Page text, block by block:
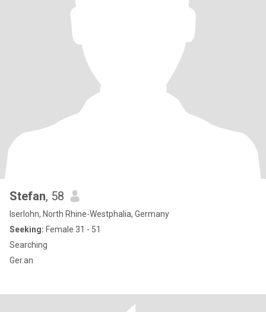
Stefan, 58
Iserlohn, North Rhine-Westphalia, Germany
Seeking: Female 31 - 51
Searching
Ger.an